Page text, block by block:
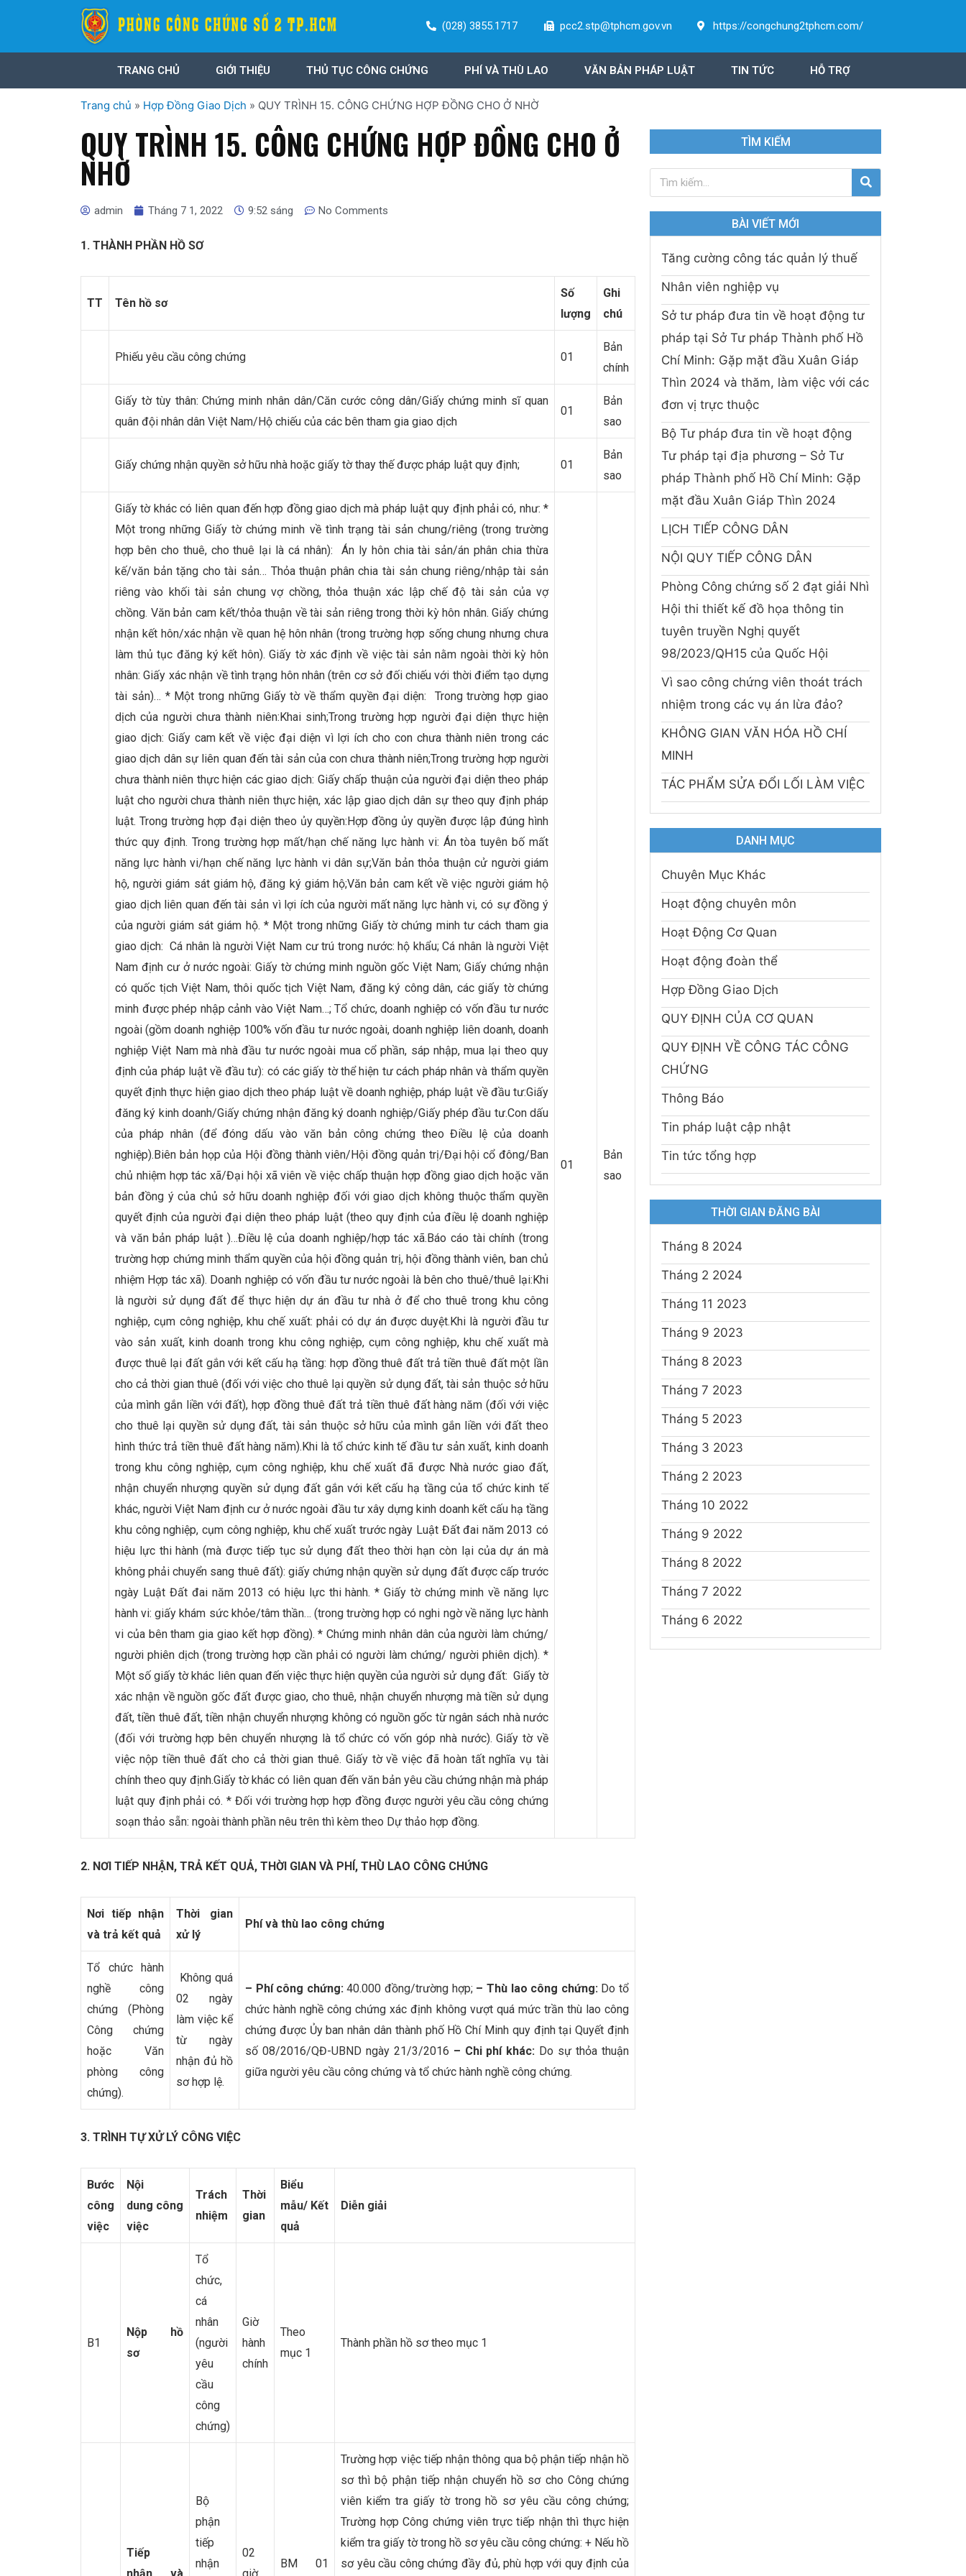
(028) 3855.1717 pcc2.stp@tphcm.gov.vn https://congchung2tphcm.com/
TRANG CHỦ GIỚI THIỆU THỦ TỤC CÔNG CHỨNG PHÍ VÀ THÙ LAO VĂN BẢN PHÁP LUẬT TIN TỨC HỖ TRỢ
Trang chủ » Hợp Đồng Giao Dịch » QUY TRÌNH 15. CÔNG CHỨNG HỢP ĐỒNG CHO Ở NHỜ
QUY TRÌNH 15. CÔNG CHỨNG HỢP ĐỒNG CHO Ở
NHỜ
admin Tháng 7 1, 2022 9:52 sáng No Comments
1. THÀNH PHẦN HỒ SƠ
TT Tên hồ sơ
Số
lượng
Ghi
chú
Phiếu yêu cầu công chứng 01
Bản
chính
Giấy tờ tùy thân: Chứng minh nhân dân/Căn cước công dân/Giấy chứng minh sĩ quan
quân đội nhân dân Việt Nam/Hộ chiếu của các bên tham gia giao dịch
01
Bản
sao
Giấy chứng nhận quyền sở hữu nhà hoặc giấy tờ thay thế được pháp luật quy định; 01
Bản
sao
Giấy tờ khác có liên quan đến hợp đồng giao dịch mà pháp luật quy định phải có, như: *
Một trong những Giấy tờ chứng minh về tình trạng tài sản chung/riêng (trong trường
hợp bên cho thuê, cho thuê lại là cá nhân): Án ly hôn chia tài sản/án phân chia thừa
kế/văn bản tặng cho tài sản… Thỏa thuận phân chia tài sản chung riêng/nhập tài sản
riêng vào khối tài sản chung vợ chồng, thỏa thuận xác lập chế độ tài sản của vợ
chồng. Văn bản cam kết/thỏa thuận về tài sản riêng trong thời kỳ hôn nhân. Giấy chứng
nhận kết hôn/xác nhận về quan hệ hôn nhân (trong trường hợp sống chung nhưng chưa
làm thủ tục đăng ký kết hôn). Giấy tờ xác định về việc tài sản nằm ngoài thời kỳ hôn
nhân: Giấy xác nhận về tình trạng hôn nhân (trên cơ sở đối chiếu với thời điểm tạo dựng
tài sản)… * Một trong những Giấy tờ về thẩm quyền đại diện: Trong trường hợp giao
dịch của người chưa thành niên:Khai sinh;Trong trường hợp người đại diện thực hiện
giao dịch: Giấy cam kết về việc đại diện vì lợi ích cho con chưa thành niên trong các
giao dịch dân sự liên quan đến tài sản của con chưa thành niên;Trong trường hợp người
chưa thành niên thực hiện các giao dịch: Giấy chấp thuận của người đại diện theo pháp
luật cho người chưa thành niên thực hiện, xác lập giao dịch dân sự theo quy định pháp
luật. Trong trường hợp đại diện theo ủy quyền:Hợp đồng ủy quyền được lập đúng hình
thức quy định. Trong trường hợp mất/hạn chế năng lực hành vi: Án tòa tuyên bố mất
năng lực hành vi/hạn chế năng lực hành vi dân sự;Văn bản thỏa thuận cử người giám
hộ, người giám sát giám hộ, đăng ký giám hộ;Văn bản cam kết về việc người giám hộ
giao dịch liên quan đến tài sản vì lợi ích của người mất năng lực hành vi, có sự đồng ý
của người giám sát giám hộ. * Một trong những Giấy tờ chứng minh tư cách tham gia
giao dịch: Cá nhân là người Việt Nam cư trú trong nước: hộ khẩu; Cá nhân là người Việt
Nam định cư ở nước ngoài: Giấy tờ chứng minh nguồn gốc Việt Nam; Giấy chứng nhận
có quốc tịch Việt Nam, thôi quốc tịch Việt Nam, đăng ký công dân, các giấy tờ chứng
minh được phép nhập cảnh vào Việt Nam…; Tổ chức, doanh nghiệp có vốn đầu tư nước
ngoài (gồm doanh nghiệp 100% vốn đầu tư nước ngoài, doanh nghiệp liên doanh, doanh
nghiệp Việt Nam mà nhà đầu tư nước ngoài mua cổ phần, sáp nhập, mua lại theo quy
định của pháp luật về đầu tư): có các giấy tờ thể hiện tư cách pháp nhân và thẩm quyền
quyết định thực hiện giao dịch theo pháp luật về doanh nghiệp, pháp luật về đầu tư:Giấy
đăng ký kinh doanh/Giấy chứng nhận đăng ký doanh nghiệp/Giấy phép đầu tư.Con dấu
của pháp nhân (để đóng dấu vào văn bản công chứng theo Điều lệ của doanh
nghiệp).Biên bản họp của Hội đồng thành viên/Hội đồng quản trị/Đại hội cổ đông/Ban
chủ nhiệm hợp tác xã/Đại hội xã viên về việc chấp thuận hợp đồng giao dịch hoặc văn
bản đồng ý của chủ sở hữu doanh nghiệp đối với giao dịch không thuộc thẩm quyền
quyết định của người đại diện theo pháp luật (theo quy định của điều lệ doanh nghiệp
và văn bản pháp luật )…Điều lệ của doanh nghiệp/hợp tác xã.Báo cáo tài chính (trong
trường hợp chứng minh thẩm quyền của hội đồng quản trị, hội đồng thành viên, ban chủ
nhiệm Hợp tác xã). Doanh nghiệp có vốn đầu tư nước ngoài là bên cho thuê/thuê lại:Khi
là người sử dụng đất để thực hiện dự án đầu tư nhà ở để cho thuê trong khu công
nghiệp, cụm công nghiệp, khu chế xuất: phải có dự án được duyệt.Khi là người đầu tư
vào sản xuất, kinh doanh trong khu công nghiệp, cụm công nghiệp, khu chế xuất mà
được thuê lại đất gắn với kết cấu hạ tầng: hợp đồng thuê đất trả tiền thuê đất một lần
cho cả thời gian thuê (đối với việc cho thuê lại quyền sử dụng đất, tài sản thuộc sở hữu
của mình gắn liền với đất), hợp đồng thuê đất trả tiền thuê đất hàng năm (đối với việc
cho thuê lại quyền sử dụng đất, tài sản thuộc sở hữu của mình gắn liền với đất theo
hình thức trả tiền thuê đất hàng năm).Khi là tổ chức kinh tế đầu tư sản xuất, kinh doanh
trong khu công nghiệp, cụm công nghiệp, khu chế xuất đã được Nhà nước giao đất,
nhận chuyển nhượng quyền sử dụng đất gắn với kết cấu hạ tầng của tổ chức kinh tế
khác, người Việt Nam định cư ở nước ngoài đầu tư xây dựng kinh doanh kết cấu hạ tầng
khu công nghiệp, cụm công nghiệp, khu chế xuất trước ngày Luật Đất đai năm 2013 có
hiệu lực thi hành (mà được tiếp tục sử dụng đất theo thời hạn còn lại của dự án mà
không phải chuyển sang thuê đất): giấy chứng nhận quyền sử dụng đất được cấp trước
ngày Luật Đất đai năm 2013 có hiệu lực thi hành. * Giấy tờ chứng minh về năng lực
hành vi: giấy khám sức khỏe/tâm thần… (trong trường hợp có nghi ngờ về năng lực hành
vi của bên tham gia giao kết hợp đồng). * Chứng minh nhân dân của người làm chứng/
người phiên dịch (trong trường hợp cần phải có người làm chứng/ người phiên dịch). *
Một số giấy tờ khác liên quan đến việc thực hiện quyền của người sử dụng đất: Giấy tờ
xác nhận về nguồn gốc đất được giao, cho thuê, nhận chuyển nhượng mà tiền sử dụng
đất, tiền thuê đất, tiền nhận chuyển nhượng không có nguồn gốc từ ngân sách nhà nước
(đối với trường hợp bên chuyển nhượng là tổ chức có vốn góp nhà nước). Giấy tờ về
việc nộp tiền thuê đất cho cả thời gian thuê. Giấy tờ về việc đã hoàn tất nghĩa vụ tài
chính theo quy định.Giấy tờ khác có liên quan đến văn bản yêu cầu chứng nhận mà pháp
luật quy định phải có. * Đối với trường hợp hợp đồng được người yêu cầu công chứng
soạn thảo sẵn: ngoài thành phần nêu trên thì kèm theo Dự thảo hợp đồng.
01
Bản
sao
2. NƠI TIẾP NHẬN, TRẢ KẾT QUẢ, THỜI GIAN VÀ PHÍ, THÙ LAO CÔNG CHỨNG
Nơi tiếp nhận
và trả kết quả
Thời gian
xử lý
Phí và thù lao công chứng
Tổ chức hành
nghề công
chứng (Phòng
Công chứng
hoặc Văn
phòng công
chứng).
Không quá
02 ngày
làm việc kể
từ ngày
nhận đủ hồ
sơ hợp lệ.
– Phí công chứng: 40.000 đồng/trường hợp; – Thù lao công chứng: Do tổ
chức hành nghề công chứng xác định không vượt quá mức trần thù lao công
chứng được Ủy ban nhân dân thành phố Hồ Chí Minh quy định tại Quyết định
số 08/2016/QĐ-UBND ngày 21/3/2016 – Chi phí khác: Do sự thỏa thuận
giữa người yêu cầu công chứng và tổ chức hành nghề công chứng.
3. TRÌNH TỰ XỬ LÝ CÔNG VIỆC
Bước
công
việc
Nội
dung công
việc
Trách
nhiệm
Thời
gian
Biểu
mẫu/ Kết
quả
Diễn giải
B1
Nộp hồ
sơ
Tổ
chức,
cá
nhân
(người
yêu
cầu
công
chứng)
Giờ
hành
chính
Theo
mục 1
Thành phần hồ sơ theo mục 1
Tiếp
nhận và
Bộ
phận
tiếp
nhận
02
giờ
BM 01
Trường hợp việc tiếp nhận thông qua bộ phận tiếp nhận hồ
sơ thì bộ phận tiếp nhận chuyển hồ sơ cho Công chứng
viên kiểm tra giấy tờ trong hồ sơ yêu cầu công chứng;
Trường hợp Công chứng viên trực tiếp nhận thì thực hiện
kiểm tra giấy tờ trong hồ sơ yêu cầu công chứng: + Nếu hồ
sơ yêu cầu công chứng đầy đủ, phù hợp với quy định của
TÌM KIẾM
BÀI VIẾT MỚI
Tăng cường công tác quản lý thuế
Nhân viên nghiệp vụ
Sở tư pháp đưa tin về hoạt động tư
pháp tại Sở Tư pháp Thành phố Hồ
Chí Minh: Gặp mặt đầu Xuân Giáp
Thìn 2024 và thăm, làm việc với các
đơn vị trực thuộc
Bộ Tư pháp đưa tin về hoạt động
Tư pháp tại địa phương – Sở Tư
pháp Thành phố Hồ Chí Minh: Gặp
mặt đầu Xuân Giáp Thìn 2024
LỊCH TIẾP CÔNG DÂN
NỘI QUY TIẾP CÔNG DÂN
Phòng Công chứng số 2 đạt giải Nhì
Hội thi thiết kế đồ họa thông tin
tuyên truyền Nghị quyết
98/2023/QH15 của Quốc Hội
Vì sao công chứng viên thoát trách
nhiệm trong các vụ án lừa đảo?
KHÔNG GIAN VĂN HÓA HỒ CHÍ
MINH
TÁC PHẨM SỬA ĐỔI LỐI LÀM VIỆC
DANH MỤC
Chuyên Mục Khác
Hoạt động chuyên môn
Hoạt Động Cơ Quan
Hoạt động đoàn thể
Hợp Đồng Giao Dịch
QUY ĐỊNH CỦA CƠ QUAN
QUY ĐỊNH VỀ CÔNG TÁC CÔNG
CHỨNG
Thông Báo
Tin pháp luật cập nhật
Tin tức tổng hợp
THỜI GIAN ĐĂNG BÀI
Tháng 8 2024
Tháng 2 2024
Tháng 11 2023
Tháng 9 2023
Tháng 8 2023
Tháng 7 2023
Tháng 5 2023
Tháng 3 2023
Tháng 2 2023
Tháng 10 2022
Tháng 9 2022
Tháng 8 2022
Tháng 7 2022
Tháng 6 2022